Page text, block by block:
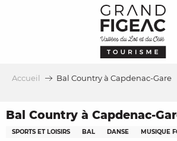
Accueil Bal Country à Capdenac-Gare
Bal Country à Capdenac-
SPORTS ET LOISIRS BAL DANSE MUSIQUE